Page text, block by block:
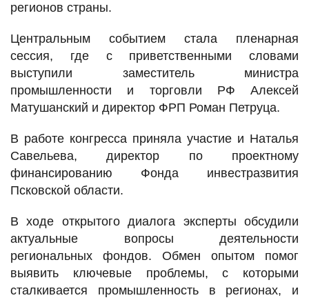
регионов страны.
Центральным событием стала пленарная
сессия, где с приветственными словами
выступили заместитель министра
промышленности и торговли РФ Алексей
Матушанский и директор ФРП Роман Петруца.
В работе конгресса приняла участие и Наталья
Савельева, директор по проектному
финансированию Фонда инвестразвития
Псковской области.
В ходе открытого диалога эксперты обсудили
актуальные вопросы деятельности
региональных фондов. Обмен опытом помог
выявить ключевые проблемы, с которыми
сталкивается промышленность в регионах, и